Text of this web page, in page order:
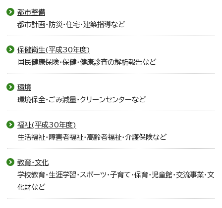
都市整備
都市計画・防災・住宅・建築指導など
保健衛生(平成30年度)
国民健康保険・保健・健康診査の解析報告など
環境
環境保全・ごみ減量・クリーンセンターなど
福祉(平成30年度)
生活福祉・障害者福祉・高齢者福祉・介護保険など
教育・文化
学校教育・生涯学習・スポーツ・子育て・保育・児童館・交流事業・文
化財など